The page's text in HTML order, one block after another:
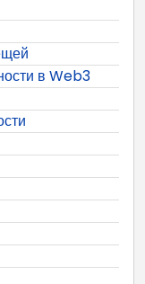
в Web3